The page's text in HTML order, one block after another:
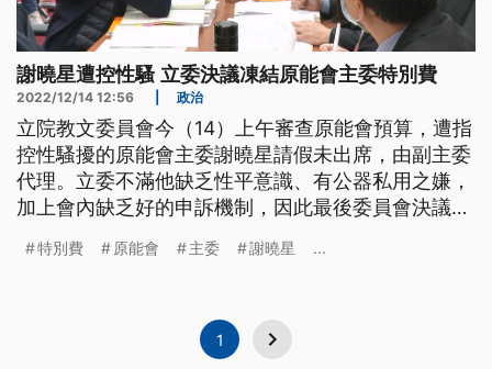
謝曉星遭控性騷 立委決議凍結原能會主委特別費
2022/12/14 12:56 政治
立院教文委員會今（14）上午審查原能會預算，遭指
控性騷擾的原能會主委謝曉星請假未出席，由副主委
代理。立委不滿他缺乏性平意識、有公器私用之嫌，
加上會內缺乏好的申訴機制，因此最後委員會決議凍
後才解凍。
特別費 原能會 主委 謝曉星 ...
1